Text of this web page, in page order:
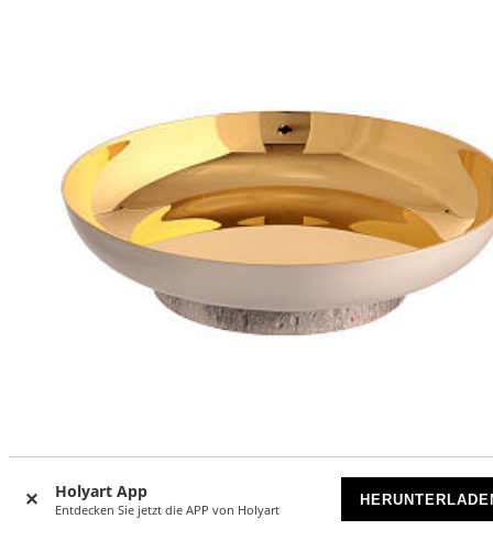
Holyart App
Entdecken Sie jetzt die APP von Holyart
Hostienschale von Molina – versilbertes, satiniertes